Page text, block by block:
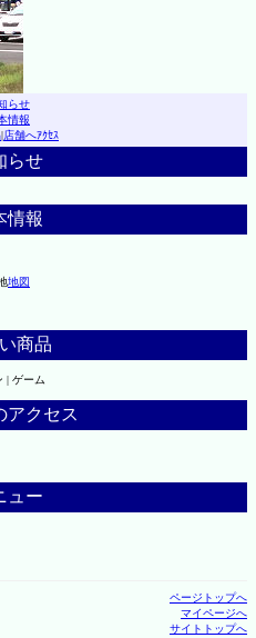
らせ
情報
|店舗へｱｸｾｽ
らせ
情報
地図
商品
| ゲーム
アクセス
ュー
ページトップへ
マイページへ
サイトトップへ